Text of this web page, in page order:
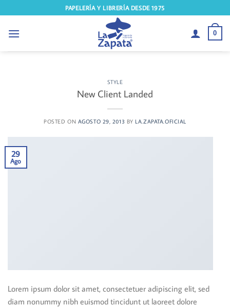
al
contenido
PAPELERÍA Y LIBRERÍA DESDE 1975
0
STYLE
New Client Landed
POSTED ON AGOSTO 29, 2013 BYLA.ZAPATA.OFICIAL
29
Ago
Lorem ipsum dolor sit amet, consectetuer adipiscing elit, sed
diam nonummy nibh euismod tincidunt ut laoreet dolore